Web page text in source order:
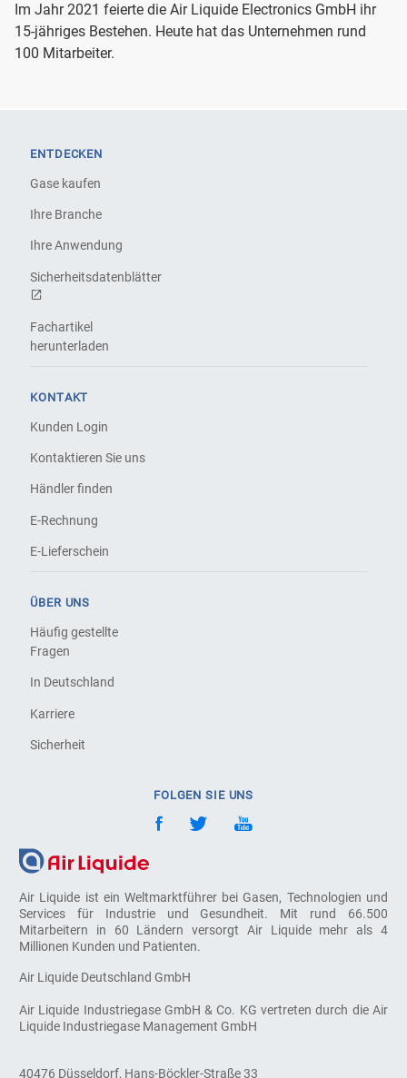
Im Jahr 2021 feierte die Air Liquide Electronics GmbH ihr
15-jähriges Bestehen. Heute hat das Unternehmen rund
100 Mitarbeiter.
Air Liquide ist ein Weltmarktführer bei Gasen, Technologien und
Services für Industrie und Gesundheit. Mit rund 66.500
Mitarbeitern in 60 Ländern versorgt Air Liquide mehr als 4
Millionen Kunden und Patienten.
Air Liquide Deutschland GmbH
Air Liquide Industriegase GmbH & Co. KG vertreten durch die Air
Liquide Industriegase Management GmbH
40476 Düsseldorf, Hans-Böckler-Straße 33
ENTDECKEN
Gase kaufen
Ihre Branche
Ihre Anwendung
Sicherheitsdatenblätter
Fachartikel
herunterladen
KONTAKT
Kunden Login
Kontaktieren Sie uns
Händler finden
E-Rechnung
E-Lieferschein
ÜBER UNS
Häufig gestellte
Fragen
In Deutschland
Karriere
Sicherheit
FOLGEN SIE UNS